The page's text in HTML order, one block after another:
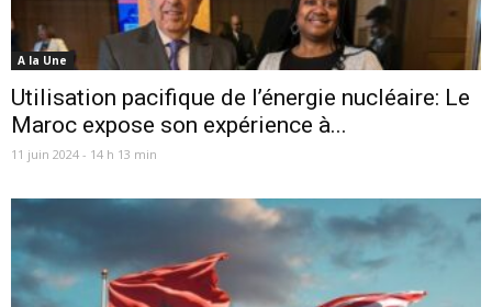
A la Une
Utilisation pacifique de l’énergie nucléaire: Le
Maroc expose son expérience à...
11 juin 2024 - 14 h 13 min